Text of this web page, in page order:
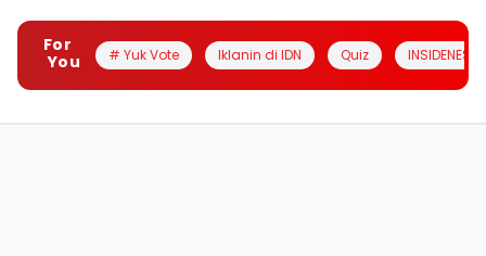
For
You
# Yuk Vote Iklanin di IDN Quiz INSIDENESIA